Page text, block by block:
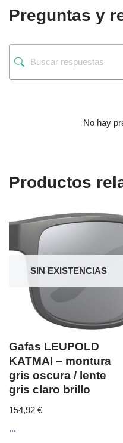
Preguntas y
No hay
Productos
SIN EXISTENCIAS
Gafas LEUPOLD
KATMAI – montura
gris oscura / lente
gris claro brillo
154,92 €
...